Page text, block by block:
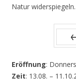
Natur widerspiegeln.
Eröffnung:
Zeit: 13.08. –